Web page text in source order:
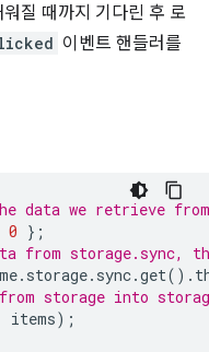
질 때까지 기다린 후 로
이벤트 핸들러를
data we retrieve
0 };
from storage.sync,
. storage. sync.get().
storage into
items);